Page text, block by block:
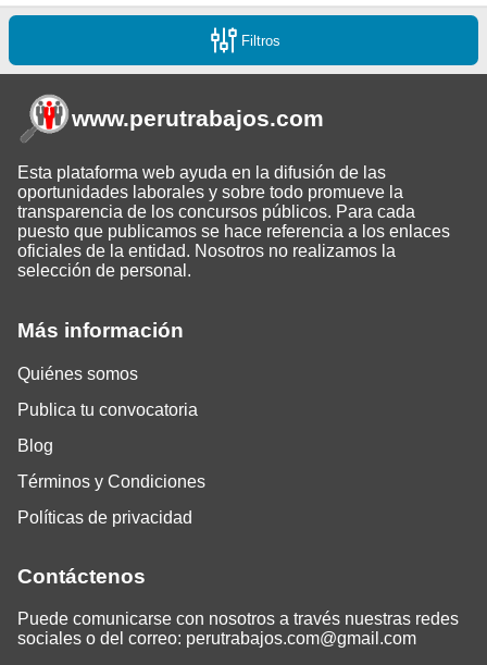
Filtros
Más información
Quiénes somos
Publica tu convocatoria
Blog
Términos y Condiciones
Políticas de privacidad
Contáctenos
Puede comunicarse con nosotros a través nuestras redes
sociales o del correo: perutrabajos.com@gmail.com
www.perutrabajos.com
Esta plataforma web ayuda en la difusión de las
oportunidades laborales y sobre todo promueve la
transparencia de los concursos públicos. Para cada
puesto que publicamos se hace referencia a los enlaces
oficiales de la entidad. Nosotros no realizamos la
selección de personal.